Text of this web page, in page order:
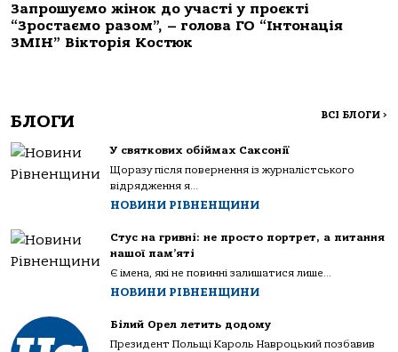
Запрошуємо жінок до участі у проєкті
“Зростаємо разом”, – голова ГО “Інтонація
ЗМІН” Вікторія Костюк
БЛОГИ ВСІ БЛОГИ >
У святкових обіймах Саксонії
Щоразу після повернення із журналістського
відрядження я...
НОВИНИ РІВНЕНЩИНИ
Стус на гривні: не просто портрет, а питання
нашої пам’яті
Є імена, які не повинні залишатися лише...
НОВИНИ РІВНЕНЩИНИ
Білий Орел летить додому
Президент Польщі Кароль Навроцький позбавив